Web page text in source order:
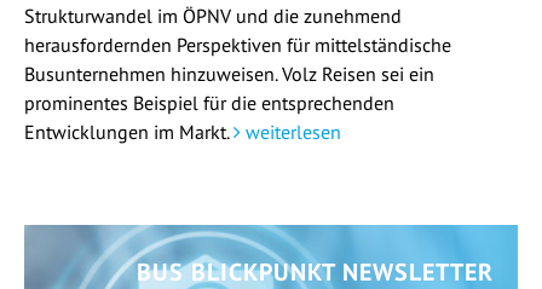
Strukturwandel im ÖPNV und die zunehmend
herausfordernden Perspektiven für mittelständische
Busunternehmen hinzuweisen. Volz Reisen sei ein
prominentes Beispiel für die entsprechenden
Entwicklungen im Markt.
weiterlesen
BUS BLICKPUNKT NEWSLETTER